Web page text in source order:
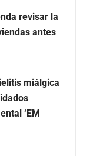
revisar la
antes
miálgica
‘EM